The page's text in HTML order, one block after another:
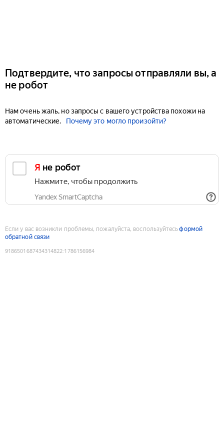
Подтвердите, что запросы отправляли вы, а
не робот
Нам очень жаль, но запросы с вашего устройства похожи на
автоматические.
Почему это могло произойти?
Я не робот
Нажмите, чтобы продолжить
Yandex SmartCaptcha
Если у вас возникли проблемы, пожалуйста, воспользуйтесьформой
обратной связи
9186501687434314822:1786156984